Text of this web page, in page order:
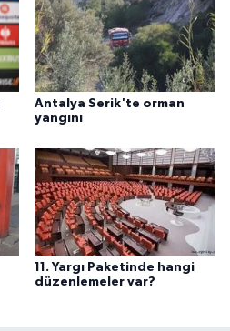
Antalya Serik'te orman
yangını
11. Yargı Paketinde hangi
düzenlemeler var?